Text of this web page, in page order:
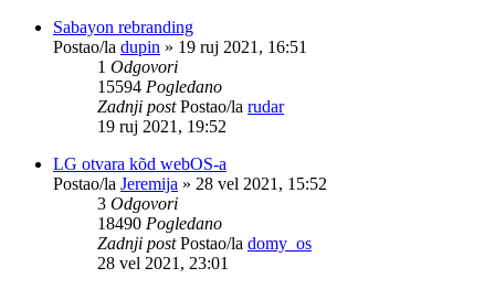
Sabayon rebranding
Postao/la dupin » 19 ruj 2021, 16:51
1 Odgovori
15594 Pogledano
Zadnji postPostao/la rudar
19 ruj 2021, 19:52
LG otvara kõd webOS-a
Postao/la Jeremija » 28 vel 2021, 15:52
3 Odgovori
18490 Pogledano
Zadnji postPostao/la domy_os
28 vel 2021, 23:01